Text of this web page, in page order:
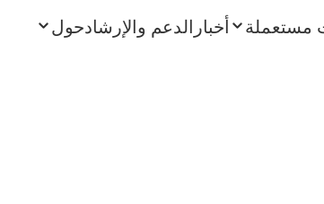
مستعملة أخبار الدعم والإرشادحول